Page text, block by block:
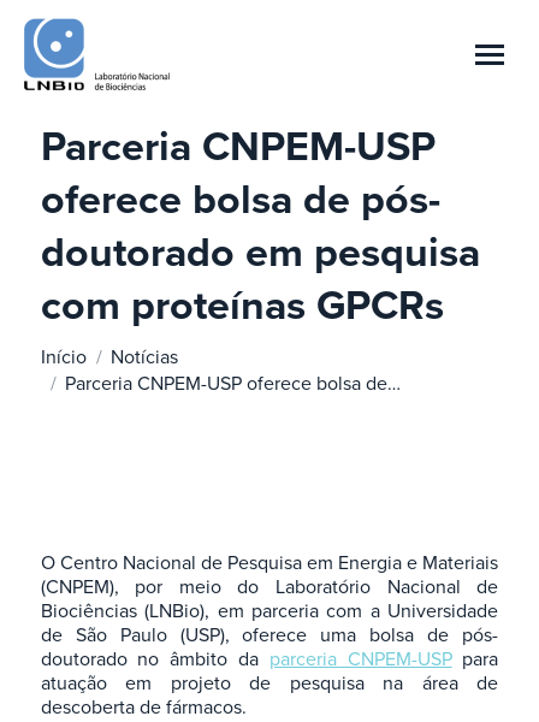
Parceria CNPEM-USP
oferece bolsa de pós-
doutorado em pesquisa
com proteínas GPCRs
Você está aqui:
Início
Notícias
Parceria CNPEM-USP oferece bolsa de…
O Centro Nacional de Pesquisa em Energia e Materiais
(CNPEM), por meio do Laboratório Nacional de
Biociências (LNBio), em parceria com a Universidade
de São Paulo (USP), oferece uma bolsa de pós-
doutorado no âmbito da parceria CNPEM-USPpara
atuação em projeto de pesquisa na área de
descoberta de fármacos.